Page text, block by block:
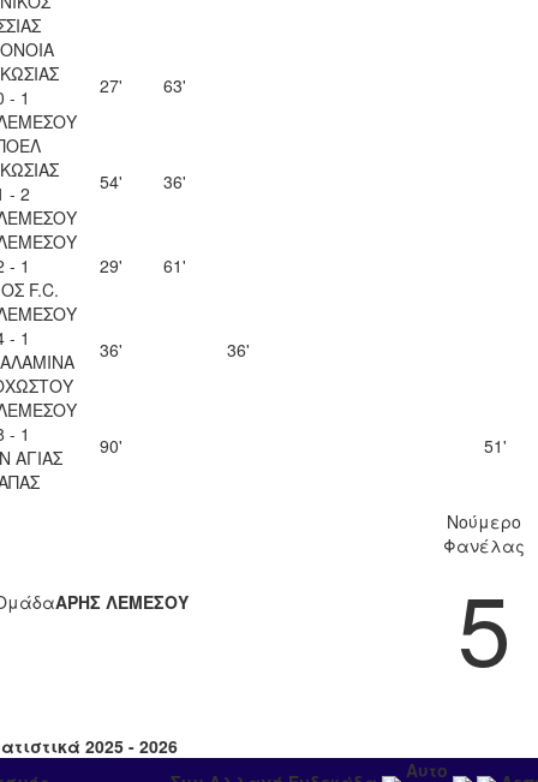
- 1
27' 63'
- 2
54' 36'
- 1
F.C.
29'
61'
- 1
36' 36'
- 1
ΑΓΙΑΣ
90' 51'
ΑΡΗΣ ΛΕΜΕΣΟΥ
Νούμερο
Φανέλας
5
2025 - 2026
Αυτο